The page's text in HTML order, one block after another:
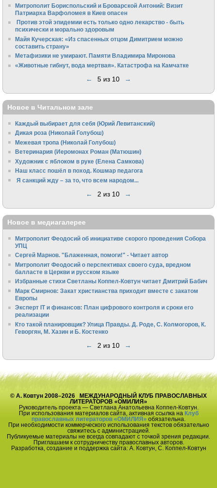
Митрополит Бориспольский и Броварской Антоний: Визит
Патриарха Варфоломея в Киев опасен
Против этой эпидемии есть только одно лекарство - быть
психически и морально здоровым
Майя Кучерская: «Из спасенных отцом Димитрием можно
составить страну»
Метафизики не умирают. Памяти Владимира Миронова
«Животные гибнут, вода мертвая». Катастрофа на Камчатке
← 5 из 10 →
Новое в Читальном зале
Каждый выбирает для себя (Юрий Левитанский)
Дикая роза (Николай Голубош)
Межевая тропа (Николай Голубош)
Ветеринария (Иеромонах Роман (Матюшин)
Художник с яблоком в руке (Елена Самкова)
Наш класс пошёл в поход. Кошмар педагога
Я санкций жду – за то, что всем народом...
← 2 из 10 →
Новое в медиагалерее
Митрополит Феодосий об инициативе скорого проведения Собора
УПЦ
Сергей Марнов. "Блаженная, помоги!" - Читает автор
Митрополит Феодосий о перспективах своего суда, вредном
балласте в Церкви и русском языке
Избранные стихи Светланы Коппел-Ковтун читает Дмитрий Бабич
Марк Смирнов: Закат христианства приходит вместе с закатом
Европы
Эксперт IT и финансов: План цифрового контроля и сроки его
реализации
Кто такой планировщик? Улица Правды. Д. Роде, С. Колмогоров, К.
Геворгян, М. Хазин и Б. Костенко
← 2 из 10 →
© А. Ковтун 2008–2026 МЕЖДУНАРОДНЫЙ КЛУБ ПРАВОСЛАВНЫХ
ЛИТЕРАТОРОВ «ОМИЛИЯ»
Руководитель проекта — Светлана Анатольевна Коппел-Ковтун.
При использования материалов сайта, активная ссылка на Клуб
православных литераторов «ОМИЛИЯ» обязательна.
При необходимости коммерческого использования текстов обязательно
свяжитесь с администрацией.
Публикуемые материалы не всегда совпадают с точкой зрения редакции.
Приглашаем к сотрудничеству православных авторов.
Разработка, создание и поддержка сайта: А. Ковтун, С. Коппел-Ковтун